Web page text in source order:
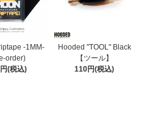
-1MM-
order)
(税込)
Hooded "TOOL" Black
【ツール】
110円(税込)